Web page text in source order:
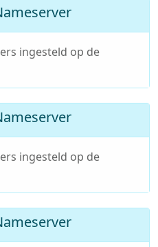
ingesteld op de
ingesteld op de